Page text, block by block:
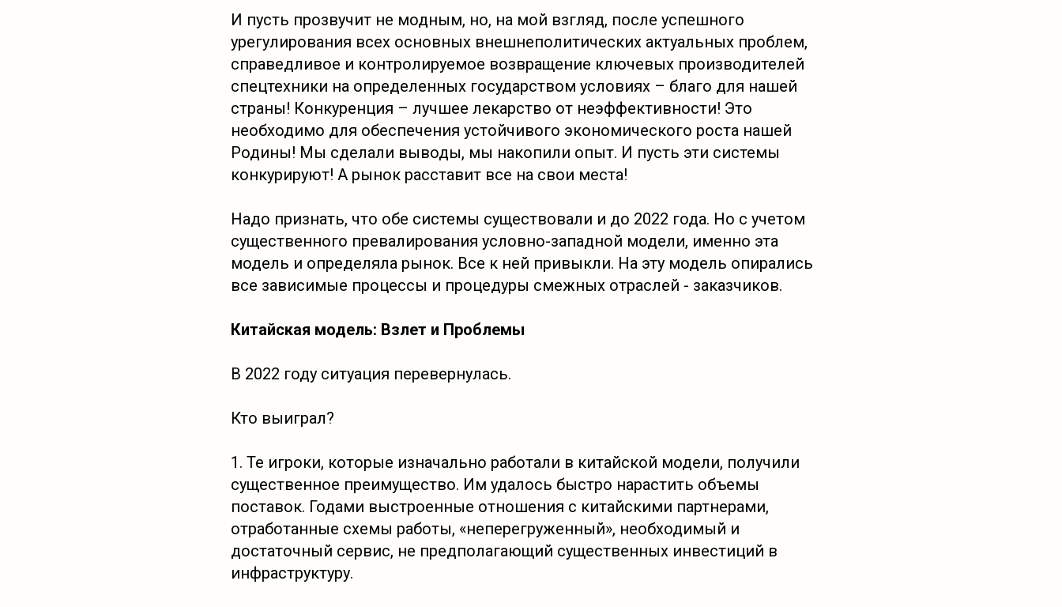
И пусть прозвучит не модным, но, на мой взгляд, после успешного
урегулирования всех основных внешнеполитических актуальных проблем,
справедливое и контролируемое возвращение ключевых производителей
спецтехники на определенных государством условиях – благо для нашей
страны! Конкуренция – лучшее лекарство от неэффективности! Это
необходимо для обеспечения устойчивого экономического роста нашей
Родины! Мы сделали выводы, мы накопили опыт. И пусть эти системы
конкурируют! А рынок расставит все на свои места!
Надо признать, что обе системы существовали и до 2022 года. Но с учетом
существенного превалирования условно-западной модели, именно эта
модель и определяла рынок. Все к ней привыкли. На эту модель опирались
все зависимые процессы и процедуры смежных отраслей - заказчиков.
Китайская модель: Взлет и Проблемы
В 2022 году ситуация перевернулась.
Кто выиграл?
1. Те игроки, которые изначально работали в китайской модели, получили
существенное преимущество. Им удалось быстро нарастить объемы
поставок. Годами выстроенные отношения с китайскими партнерами,
отработанные схемы работы, «неперегруженный», необходимый и
достаточный сервис, не предполагающий существенных инвестиций в
инфраструктуру.